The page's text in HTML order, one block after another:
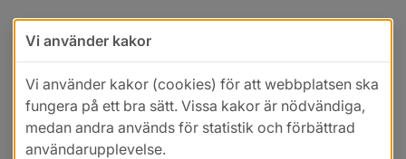
Vi använder kakor
Vi använder kakor (cookies) för att webbplatsen ska
fungera på ett bra sätt. Vissa kakor är nödvändiga,
medan andra används för statistik och förbättrad
användarupplevelse.